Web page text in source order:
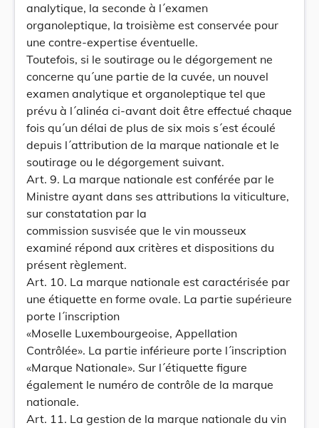
analytique, la seconde à l´examen
organoleptique, la troisième est conservée pour
une contre-expertise éventuelle.
Toutefois, si le soutirage ou le dégorgement ne
concerne qu´une partie de la cuvée, un nouvel
examen analytique et organoleptique tel que
prévu à l´alinéa ci-avant doit être effectué chaque
fois qu´un délai de plus de six mois s´est écoulé
depuis l´attribution de la marque nationale et le
soutirage ou le dégorgement suivant.
Art. 9. La marque nationale est conférée par le
Ministre ayant dans ses attributions la viticulture,
sur constatation par la
commission susvisée que le vin mousseux
examiné répond aux critères et dispositions du
présent règlement.
Art. 10. La marque nationale est caractérisée par
une étiquette en forme ovale. La partie supérieure
porte l´inscription
«Moselle Luxembourgeoise, Appellation
Contrôlée». La partie inférieure porte l´inscription
«Marque Nationale». Sur l´étiquette figure
également le numéro de contrôle de la marque
nationale.
Art. 11. La gestion de la marque nationale du vin